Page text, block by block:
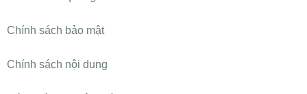
Chính sách bảo mật
Chính sách nội dung